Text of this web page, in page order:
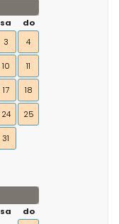
sa
do
3 4
10 11
17 18
24 25
31
sa
do